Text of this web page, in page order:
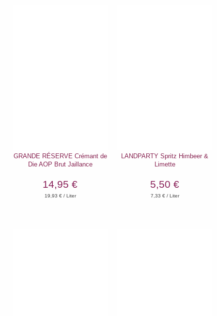
GRANDE RÉSERVE Crémant de
Die AOP Brut Jaillance
14,95 €
19,93 € / Liter
LANDPARTY Spritz Himbeer &
Limette
5,50 €
7,33 € / Liter